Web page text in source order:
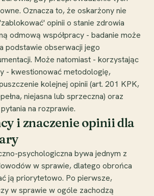
Oznacza to, że oskarżony nie
opinii o stanie zdrowia
odmową współpracy - badanie może
podstawie obserwacji jego
Może natomiast - korzystając
- kwestionować metodologię,
kolejnej opinii (art. 201 KPK,
niejasna lub sprzeczna) oraz
na rozprawie.
i znaczenie opinii dla
psychologiczna bywa jednym z
w sprawie, dlatego obrońca
ją priorytetowo. Po pierwsze,
w sprawie w ogóle zachodzą